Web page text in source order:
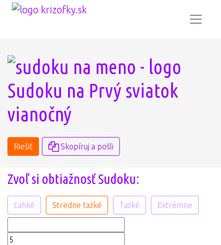
Sudoku na Prvý sviatok
vianočný
Riešiť Skopíruj a pošli
Zvoľ si obtiažnosť Sudoku:
Ľahké Stredne ťažké Ťažké Extrémne